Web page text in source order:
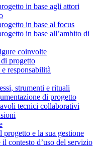
in base agli attori
in base al focus
in base all’ambito di
coinvolte
progetto
responsabilità
strumenti e rituali
di progetto
tecnici collaborativi
e la sua gestione
contesto d’uso del servizio